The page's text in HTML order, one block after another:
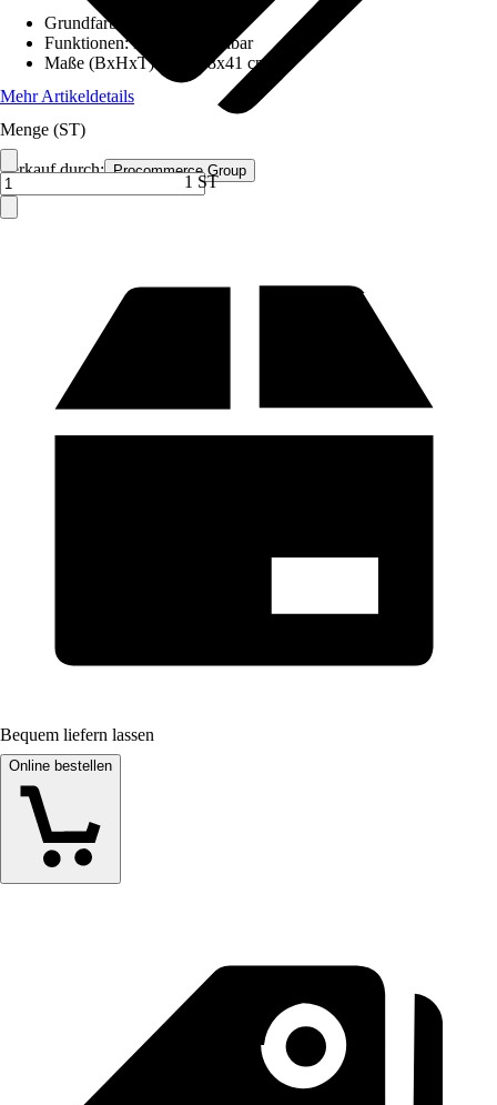
Verkauf durch: Procommerce Group
Grundfarbe
Funktionen:Höhenverstellbar
Maße (BxHxT)
107x38x41 cm
Mehr Artikeldetails
Menge (ST)
1 ST
Bequem liefern lassen
Online bestellen